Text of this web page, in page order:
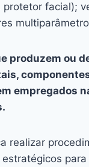
protetor facial);
produzem ou
empregados
realizar
para